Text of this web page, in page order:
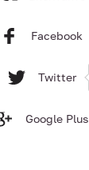
Facebook
Twitter
Google Plus